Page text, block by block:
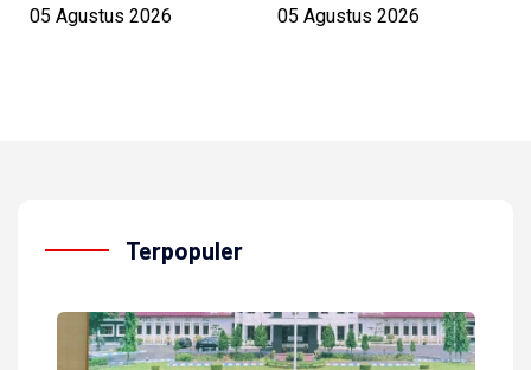
05 Agustus 2026
05 Agustus 2026
Terpopuler